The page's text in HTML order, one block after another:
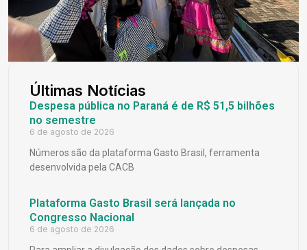
Últimas Notícias
Despesa pública no Paraná é de R$ 51,5 bilhões
no semestre
6 de agosto de 2026
Números são da plataforma Gasto Brasil, ferramenta
desenvolvida pela CACB
Plataforma Gasto Brasil será lançada no
Congresso Nacional
6 de agosto de 2026